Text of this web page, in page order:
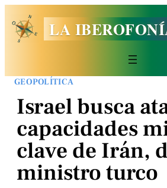
LA
GEOPOLÍTICA
Israel busca
capacidades
clave de Irán,
ministro turco